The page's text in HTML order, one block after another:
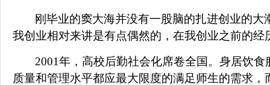
刚毕业的窦大海并没有一股脑的扎进创业的
我创业相对来讲是有点偶然的，在我创业之前的
2001年，高校后勤社会化席卷全国。身居饮
质量和管理水平都应最大限度的满足师生的需求